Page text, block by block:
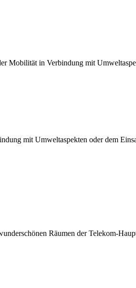
Mobilität in Verbindung mit
mit Umweltaspekten oder dem
Räumen der Telekom-